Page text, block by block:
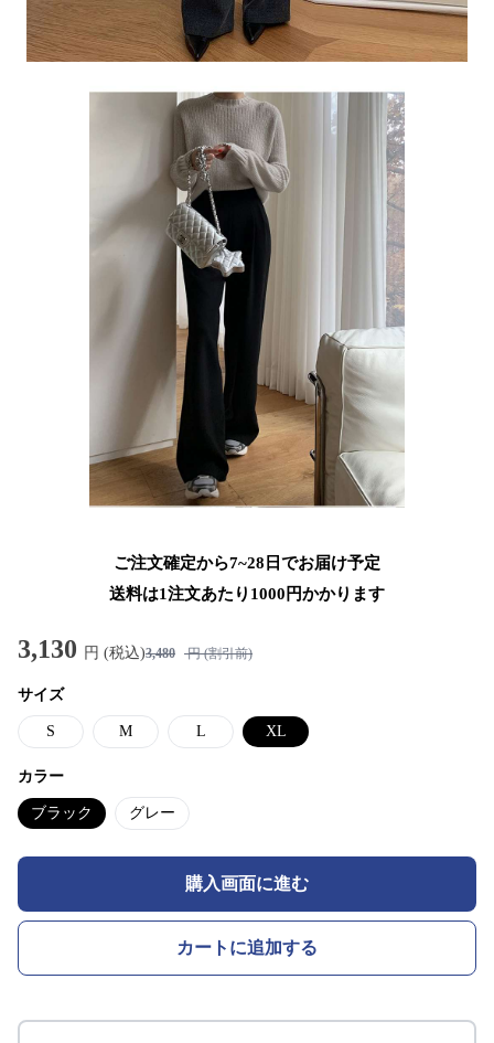
ご注文確定から7~28日でお届け予定
送料は1注文あたり 1000 円かかります
3,130 円 (税込)3,480 円 (割引前)
サイズ
S M L XL
カラー
ブラック グレー
購入画面に進む
カートに追加する